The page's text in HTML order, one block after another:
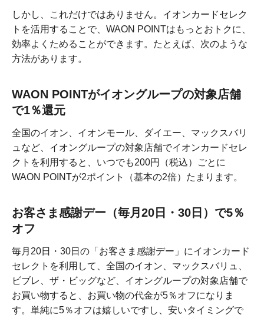
しかし、これだけではありません。イオンカードセレク
トを活用することで、WAON POINTはもっとおトクに、
効率よくためることができます。たとえば、次のような
方法があります。
WAON POINTがイオングループの対象店舗
で1％還元
全国のイオン、イオンモール、ダイエー、マックスバリ
ュなど、イオングループの対象店舗でイオンカードセレ
クトを利用すると、いつでも200円（税込）ごとに
WAON POINTが2ポイント（基本の2倍）たまります。
お客さま感謝デー（毎月20日・30日）で5％
オフ
毎月20日・30日の「お客さま感謝デー」にイオンカード
セレクトを利用して、全国のイオン、マックスバリュ、
ビブレ、ザ・ビッグなど、イオングループの対象店舗で
お買い物すると、お買い物の代金が5％オフになりま
す。単純に5％オフは嬉しいですし、安いタイミングで